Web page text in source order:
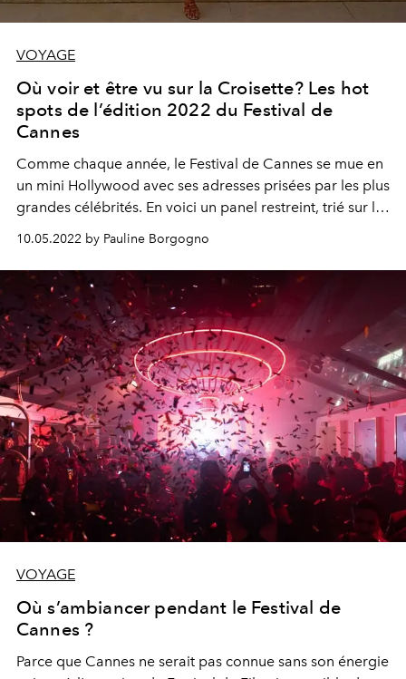
VOYAGE
Où voir et être vu sur la Croisette? Les hot
spots de l’édition 2022 du Festival de
Cannes
Comme chaque année, le Festival de Cannes se mue en
un mini Hollywood avec ses adresses prisées par les plus
grandes célébrités. En voici un panel restreint, trié sur le
volet pour croiser vos people préférés.
10.05.2022 by Pauline Borgogno
VOYAGE
Où s’ambiancer pendant le Festival de
Cannes ?
Parce que Cannes ne serait pas connue sans son énergie